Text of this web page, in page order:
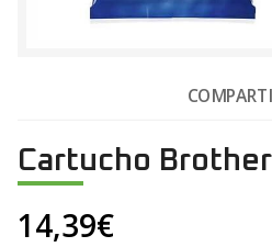
Cartucho
14,39€